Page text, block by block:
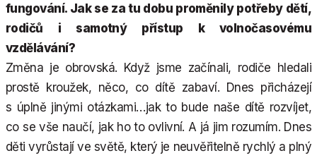
fungování. Jak se za tu dobu proměnily potřeby dětí,
rodičů i samotný přístup k volnočasovému
vzdělávání?
Změna je obrovská. Když jsme začínali, rodiče hledali
prostě kroužek, něco, co dítě zabaví. Dnes přicházejí
s úplně jinými otázkami…jak to bude naše dítě rozvíjet,
co se vše naučí, jak ho to ovlivní. A já jim rozumím. Dnes
děti vyrůstají ve světě, který je neuvěřitelně rychlý a plný